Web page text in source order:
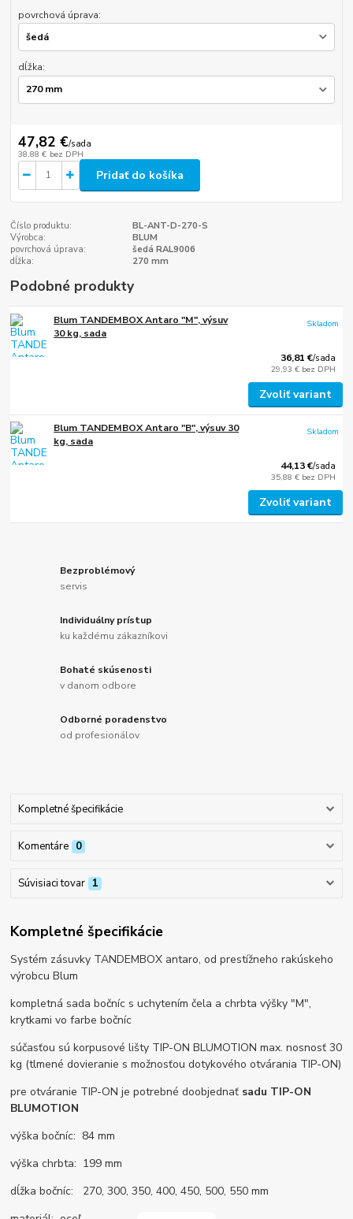
povrchová úprava:
dĺžka:
47,82 €/sada
38,88 € bez DPH
Pridať do košíka
Číslo produktu:
BL-ANT-D-270-S
Výrobca:
BLUM
povrchová úprava:
šedá RAL9006
dĺžka:
270 mm
Podobné produkty
Blum TANDEMBOX Antaro "M", výsuv
30 kg, sada
36,81 €/sada
29,93 € bez DPH
Skladom
Zvoliť variant
Blum TANDEMBOX Antaro "B", výsuv 30
kg, sada
44,13 €/sada
35,88 € bez DPH
Skladom
Zvoliť variant
Bezproblémový
servis
Individuálny prístup
ku každému zákazníkovi
Bohaté skúsenosti
v danom odbore
Odborné poradenstvo
od profesionálov
Kompletné špecifikácie
Komentáre 0
Súvisiaci tovar 1
Kompletné špecifikácie
Systém zásuvky TANDEMBOX antaro, od prestížneho rakúskeho
výrobcu Blum
kompletná sada bočníc s uchytením čela a chrbta výšky "M",
krytkami vo farbe bočníc
súčasťou sú korpusové lišty TIP-ON BLUMOTION max. nosnosť 30
kg (tlmené dovieranie s možnosťou dotykového otvárania TIP-ON)
pre otváranie TIP-ON je potrebné doobjednať sadu TIP-ON
BLUMOTION
výška bočníc: 84 mm
výška chrbta: 199 mm
dĺžka bočníc: 270, 300, 350, 400, 450, 500, 550 mm